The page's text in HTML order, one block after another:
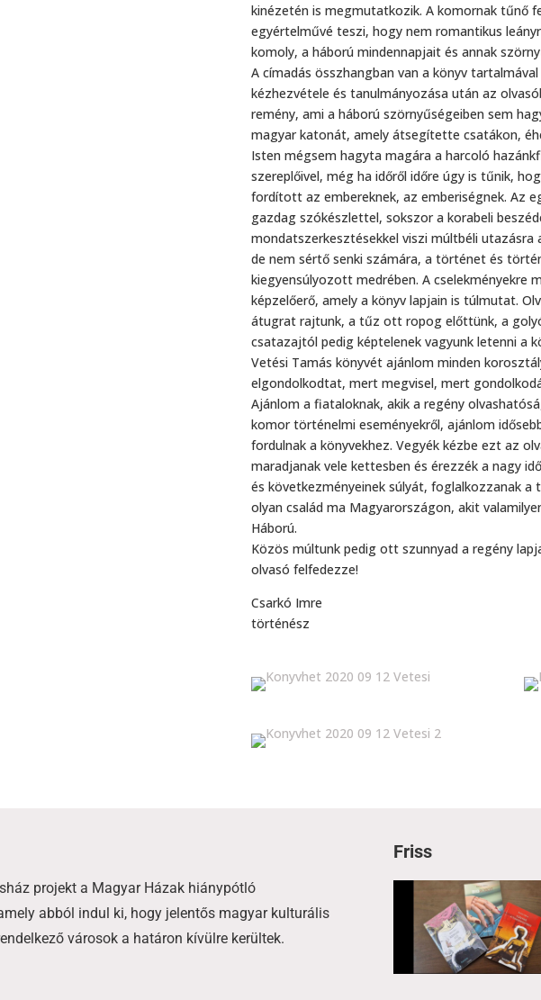
kinézetén is megmutatkozik. A komornak tűnő
egyértelművé teszi, hogy nem romantikus
komoly, a háború mindennapjait és annak
A címadás összhangban van a könyv
kézhezvétele és tanulmányozása után az
remény, ami a háború szörnyűségeiben sem
magyar katonát, amely átsegítette csatákon,
Isten mégsem hagyta magára a harcoló
szereplőivel, még ha időről időre úgy is tűnik,
fordított az embereknek, az emberiségnek. Az
gazdag szókészlettel, sokszor a korabeli
mondatszerkesztésekkel viszi múltbéli utazásra
de nem sértő senki számára, a történet és
kiegyensúlyozott medrében. A cselekményekre
képzelőerő, amely a könyv lapjain is túlmutat.
átugrat rajtunk, a tűz ott ropog előttünk, a
csatazajtól pedig képtelenek vagyunk letenni a
Vetési Tamás könyvét ajánlom minden
elgondolkodtat, mert megvisel, mert
Ajánlom a fiataloknak, akik a regény
komor történelmi eseményekről, ajánlom
fordulnak a könyvekhez. Vegyék kézbe ezt az
maradjanak vele kettesben és érezzék a nagy
és következményeinek súlyát, foglalkozzanak a
olyan család ma Magyarországon, akit
Háború.
Közös múltunk pedig ott szunnyad a regény
olvasó felfedezze!
Csarkó Imre
történész
projekt a Magyar Házak hiánypótló
abból indul ki, hogy jelentős magyar kulturális
városok a határon kívülre kerültek.
Friss